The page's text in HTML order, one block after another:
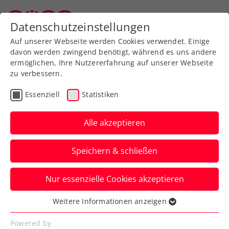
Region auswählen
KTV
STTV TTV
Suchen
Datenschutzeinstellungen
Auf unserer Webseite werden Cookies verwendet. Einige
davon werden zwingend benötigt, während es uns andere
ermöglichen, Ihre Nutzererfahrung auf unserer Webseite
zu verbessern.
Essenziell Statistiken
Alle akzeptieren
Speichern & schließen
Nur essenzielle Cookies akzeptieren
Essenziell
Essenzielle Cookies werden für grundlegende
Weitere Informationen anzeigen
Powered by